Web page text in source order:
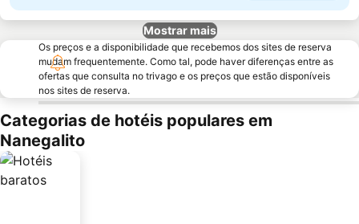
Mostrar mais
Os preços e a disponibilidade que recebemos dos sites de reserva
mudam frequentemente. Como tal, pode haver diferenças entre as
ofertas que consulta no trivago e os preços que estão disponíveis
nos sites de reserva.
Categorias de hotéis populares em
Nanegalito